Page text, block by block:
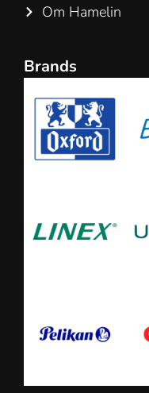
Om Hamelin
Brands